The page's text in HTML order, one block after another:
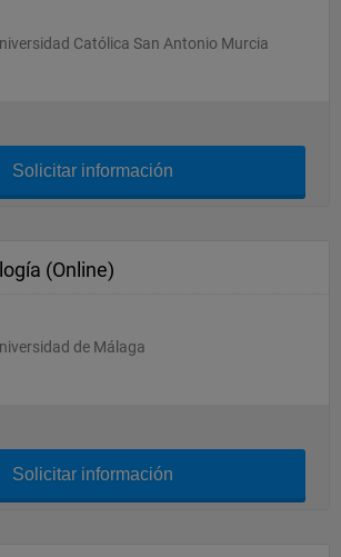
Católica San Antonio Murcia
Solicitar información
(Online)
de Málaga
Solicitar información